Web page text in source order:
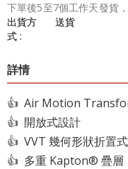
下單後5至7個工作天發貨
出貨方
式 :
送貨
詳情
👍 Air Motion
👍 開放式設計
👍 VVT 幾何形狀折置
👍 多重 Kapton® 疊層